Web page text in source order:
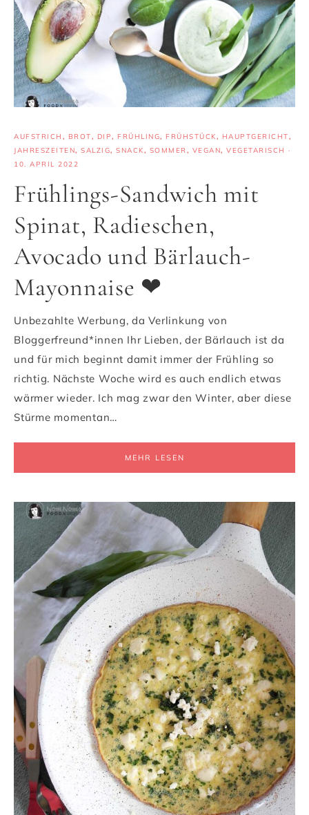
AUFSTRICH , BROT, DIP, FRÜHLING, FRÜHSTÜCK, HAUPTGERICHT,
JAHRESZEITEN, SALZIG, SNACK, SOMMER, VEGAN, VEGETARISCH ·
10. APRIL 2022
Frühlings-Sandwich mit
Spinat, Radieschen,
Avocado und Bärlauch-
Mayonnaise ❤
Unbezahlte Werbung, da Verlinkung von
Bloggerfreund*innen Ihr Lieben, der Bärlauch ist da
und für mich beginnt damit immer der Frühling so
richtig. Nächste Woche wird es auch endlich etwas
wärmer wieder. Ich mag zwar den Winter, aber diese
Stürme momentan…
MEHR LESEN